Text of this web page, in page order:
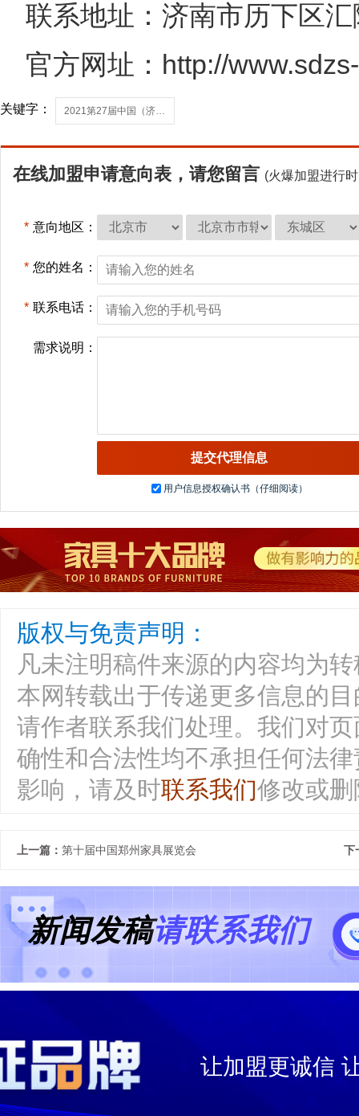
联系地址：济南市历下区
官方网址：http://
关键字： 2021第27届中国（济南）建筑装饰暨定制家居博览会邀请函
在线加盟申请意向表，请您留言 (火爆加盟进行
* 意向地区：
* 您的姓名：
* 联系电话：
需求说明：
用户信息授权确认书（仔细阅读）
版权与免责声明：
凡未注明稿件来源的内容均为
本网转载出于传递更多信息的
请作者联系我们处理。我们对
确性和合法性均不承担任何法
影响，请及时联系我们修改或
上一篇： 第十届中国郑州家具展览会 下
新闻发稿请联系我们
让加盟更诚信